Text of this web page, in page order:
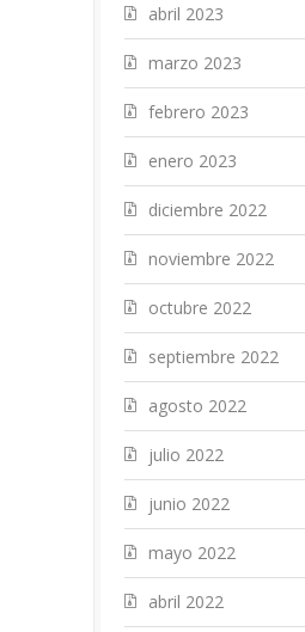
abril 2023
marzo 2023
febrero 2023
enero 2023
diciembre 2022
noviembre 2022
octubre 2022
septiembre 2022
agosto 2022
julio 2022
junio 2022
mayo 2022
abril 2022